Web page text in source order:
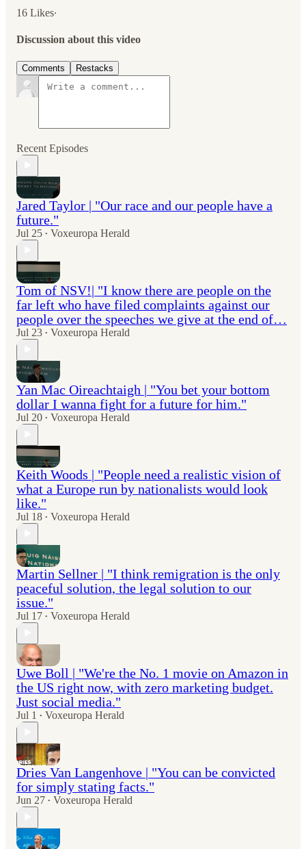
16 Likes∙
Discussion about this video
Comments Restacks
Recent Episodes
Jared Taylor | "Our race and our people have a
future."
Jul 25 • Voxeuropa Herald
Tom of NSV!| "I know there are people on the
far left who have filed complaints against our
people over the speeches we give at the end of…
Jul 23 • Voxeuropa Herald
Yan Mac Oireachtaigh | "You bet your bottom
dollar I wanna fight for a future for him."
Jul 20 • Voxeuropa Herald
Keith Woods | "People need a realistic vision of
what a Europe run by nationalists would look
like."
Jul 18 • Voxeuropa Herald
Martin Sellner | "I think remigration is the only
peaceful solution, the legal solution to our
issue."
Jul 17 • Voxeuropa Herald
Uwe Boll | "We're the No. 1 movie on Amazon in
the US right now, with zero marketing budget.
Just social media."
Jul 1 • Voxeuropa Herald
Dries Van Langenhove | "You can be convicted
for simply stating facts."
Jun 27 • Voxeuropa Herald